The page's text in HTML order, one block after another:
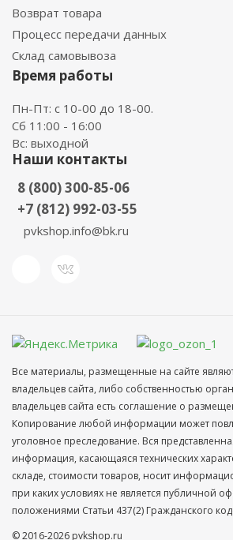
Возврат товара
Процесс передачи данных
Склад самовывоза
Время работы
Пн-Пт: с 10-00 до 18-00.
Сб 11:00 - 16:00
Вс: выходной
Наши контакты
8 (800) 300-85-06
+7 (812) 992-03-55
pvkshop.info@bk.ru
Все материалы, размещенные на сайте
владельцев сайта, либо собственностью
владельцев сайта есть соглашение о
Копирование любой информации может
уголовное преследование. Вся
информация, касающаяся технических
складе, стоимости товаров, носит
при каких условиях не является публичной
положениями Статьи 437(2) Гражданского
© 2016-2026 pvkshop.ru